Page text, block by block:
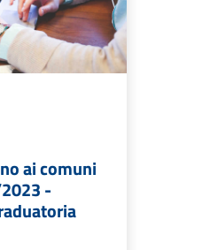
ai comuni
-